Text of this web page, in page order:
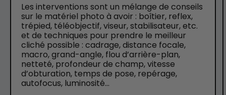
Les interventions sont un mélange de conseils
sur le matériel photo à avoir : boîtier, reflex,
trépied, téléobjectif, viseur, stabilisateur, etc.
et de techniques pour prendre le meilleur
cliché possible : cadrage, distance focale,
macro, grand-angle, flou d’arrière-plan,
netteté, profondeur de champ, vitesse
d’obturation, temps de pose, repérage,
autofocus, luminosité…